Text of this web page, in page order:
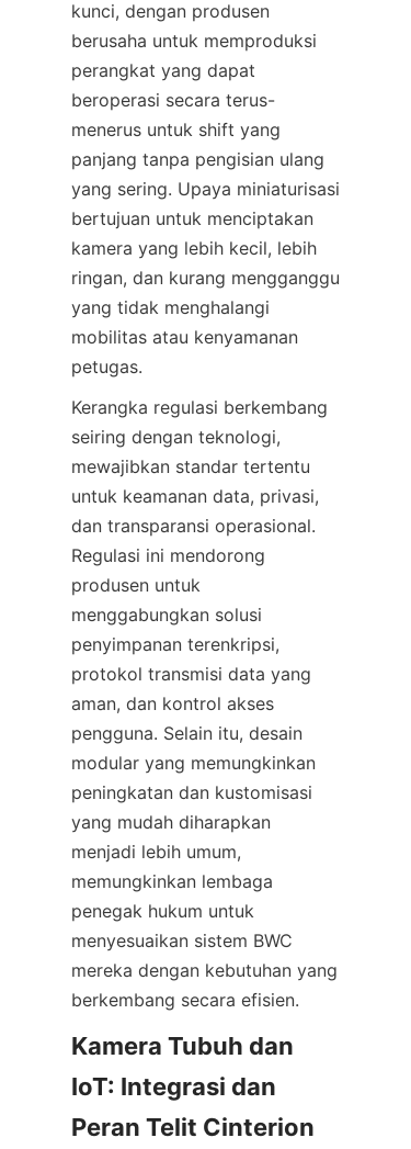
kunci, dengan produsen
berusaha untuk memproduksi
perangkat yang dapat
beroperasi secara terus-
menerus untuk shift yang
panjang tanpa pengisian ulang
yang sering. Upaya miniaturisasi
bertujuan untuk menciptakan
kamera yang lebih kecil, lebih
ringan, dan kurang mengganggu
yang tidak menghalangi
mobilitas atau kenyamanan
Kerangka regulasi berkembang
seiring dengan teknologi,
mewajibkan standar tertentu
untuk keamanan data, privasi,
dan transparansi operasional.
Regulasi ini mendorong
produsen untuk
menggabungkan solusi
penyimpanan terenkripsi,
protokol transmisi data yang
aman, dan kontrol akses
pengguna. Selain itu, desain
modular yang memungkinkan
peningkatan dan kustomisasi
yang mudah diharapkan
menjadi lebih umum,
memungkinkan lembaga
penegak hukum untuk
menyesuaikan sistem BWC
mereka dengan kebutuhan yang
Kamera Tubuh dan
IoT: Integrasi dan